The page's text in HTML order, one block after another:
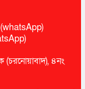
(চরনোয়াবাদ), ৪নং